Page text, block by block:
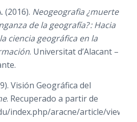
(2016). Neogeografia ¿muerte
de la geografía? : Hacia
ciencia geográfica en la
. Universitat d’Alacant –
Visión Geográfica del
. Recuperado a partir de
index.php/aracne/article/view/